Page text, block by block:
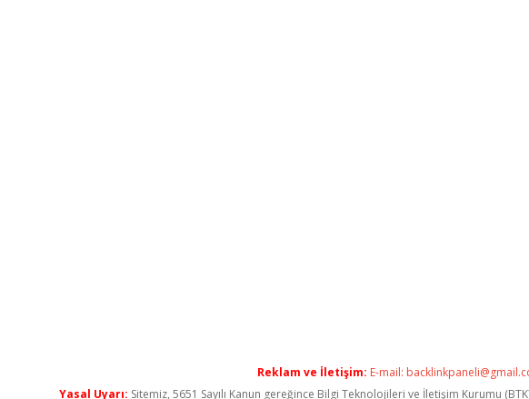
Reklam ve İletişim: E-mail:
Yasal Uyarı: Sitemiz, 5651 Sayılı Kanun gereğince Bilgi Teknolojileri ve İletişim Kurumu